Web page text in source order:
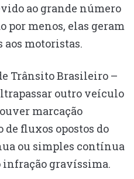
ao grande número
por menos, elas geram
aos motoristas.
Trânsito Brasileiro –
outro veículo
marcação
fluxos opostos do
ou simples contínua
infração gravíssima.